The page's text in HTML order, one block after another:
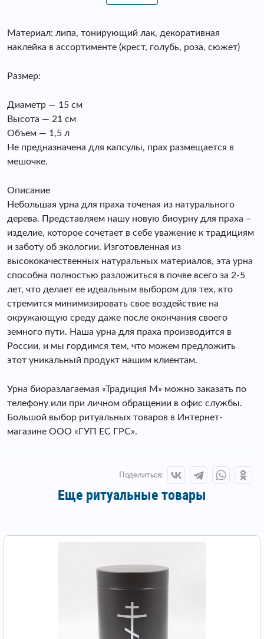
Материал: липа, тонирующий лак, декоративная
наклейка в ассортименте (крест, голубь, роза, сюжет)
Размер:
Диаметр — 15 см
Высота — 21 см
Объем — 1,5 л
Не предназначена для капсулы, прах размещается в
мешочке.
Описание
Небольшая урна для праха точеная из натурального
дерева. Представляем нашу новую биоурну для праха –
изделие, которое сочетает в себе уважение к традициям
и заботу об экологии. Изготовленная из
высококачественных натуральных материалов, эта урна
способна полностью разложиться в почве всего за 2-5
лет, что делает ее идеальным выбором для тех, кто
стремится минимизировать свое воздействие на
окружающую среду даже после окончания своего
земного пути. Наша урна для праха производится в
России, и мы гордимся тем, что можем предложить
этот уникальный продукт нашим клиентам.
Урна биоразлагаемая «Традиция М» можно заказать по
телефону или при личном обращении в офис службы.
Большой выбор ритуальных товаров в Интернет-
магазине ООО «ГУП ЕС ГРС».
Поделиться:
Еще ритуальные товары